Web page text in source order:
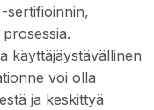
sertifioinnin,
käyttäjäystävällinen
voi olla
ja keskittyä